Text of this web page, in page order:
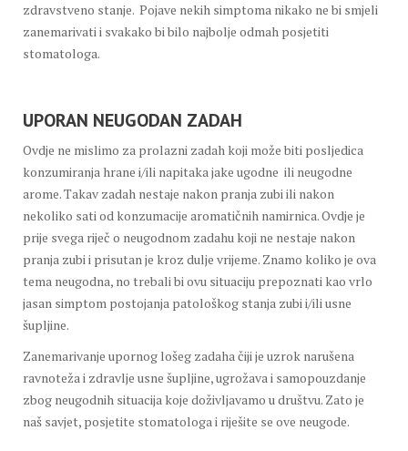
zdravstveno stanje. Pojave nekih simptoma nikako ne bi smjeli
zanemarivati i svakako bi bilo najbolje odmah posjetiti
stomatologa.
UPORAN NEUGODAN ZADAH
Ovdje ne mislimo za prolazni zadah koji može biti posljedica
konzumiranja hrane i/ili napitaka jake ugodne ili neugodne
arome. Takav zadah nestaje nakon pranja zubi ili nakon
nekoliko sati od konzumacije aromatičnih namirnica. Ovdje je
prije svega riječ o neugodnom zadahu koji ne nestaje nakon
pranja zubi i prisutan je kroz dulje vrijeme. Znamo koliko je ova
tema neugodna, no trebali bi ovu situaciju prepoznati kao vrlo
jasan simptom postojanja patološkog stanja zubi i/ili usne
šupljine.
Zanemarivanje upornog lošeg zadaha čiji je uzrok narušena
ravnoteža i zdravlje usne šupljine, ugrožava i samopouzdanje
zbog neugodnih situacija koje doživljavamo u društvu. Zato je
naš savjet, posjetite stomatologa i riješite se ove neugode.